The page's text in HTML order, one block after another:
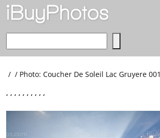
/ / Photo: Coucher De Soleil Lac Gruyere 001
, , , , , , , , , ,